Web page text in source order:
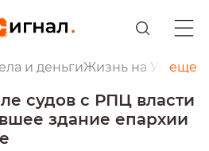
и деньгиЖизнь на Урале
еще
судов с РПЦ власти
здание епархии